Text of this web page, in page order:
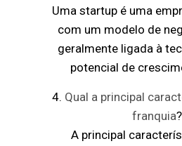
Uma startup é uma
com um modelo de
geralmente ligada à
potencial de
4. Qual a principal
franquia?
A principal